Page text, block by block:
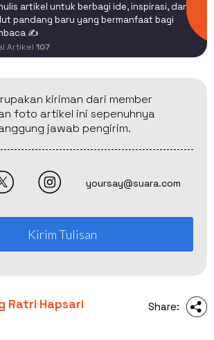
artikel untuk berbagi ide, inspirasi, dan
pandang baru yang bermanfaat bagi
✍️
Artikel 107
kiriman dari member
foto artikel ini sepenuhnya
jawab pengirim.
yoursay@suara.com
Kirim Tulisan
Ratri Hapsari Share: